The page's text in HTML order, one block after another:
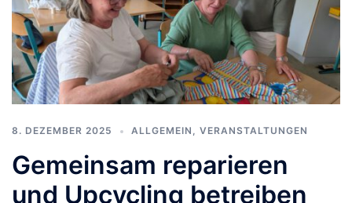
8. DEZEMBER 2025 ALLGEMEIN VERANSTALTUNGEN
Gemeinsam reparieren
und Upcycling betreiben